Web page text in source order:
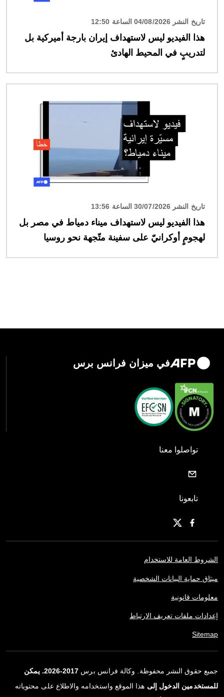
تاريخ النشر 04/08/2026 الساعة 12:50
هذا الفيديو ليس لاستهداف إيران بارجة أميركية بل
لتدريبٍ في المحيط الهادئ
تاريخ النشر 30/07/2026 الساعة 13:56
هذا الفيديو ليس لاستهداف ميناء دمياط في مصر بل
لهجومٍ أوكرانيّ على سفينة متّجهة نحو روسيا
في ميزان فرانس برس
تواصلوا معنا
تابعونا
الشروط العامة للاستخدام
ميثاق حماية البيانات الشخصية
معلومات قانونية
إعدادات ملفات تعريف الارتباط
Sitemap
جميع حقوق النشر محفوظة. وكالة فرانس برس
2017-2026. يمكن
للمستخدمين الدخول إلى هذا الموقع واستخدامه والاطلاع على محتوياته